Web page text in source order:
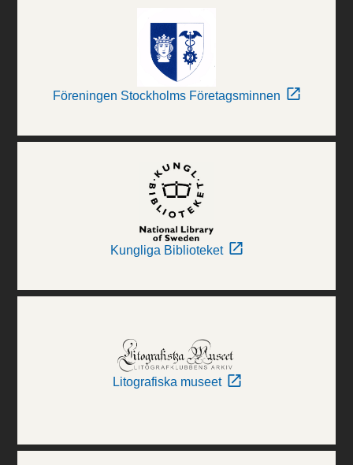
Föreningen Stockholms Företagsminnen
Kungliga Biblioteket
Litografiska museet